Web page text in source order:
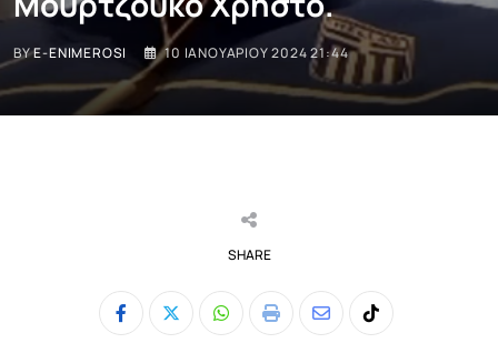
BYE-ENIMEROSI 10 ΙΑΝΟΥΑΡΊΟΥ 2024 21:44
SHARE
Whatsapp
Print
ShareTiktok